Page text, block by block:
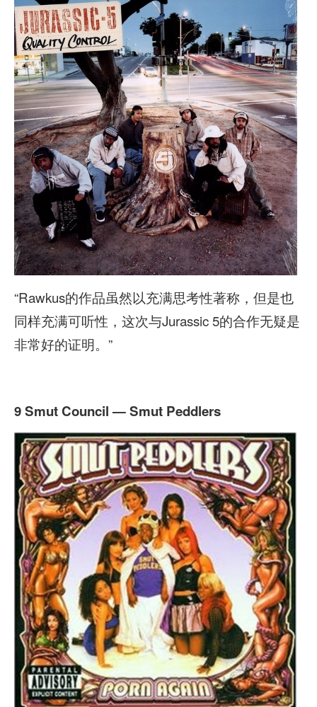
“Rawkus的作品虽然以充满思考性著称，但是也
同样充满可听性，这次与Jurassic 5的合作无疑是
非常好的证明。”
9 Smut Council — Smut Peddlers